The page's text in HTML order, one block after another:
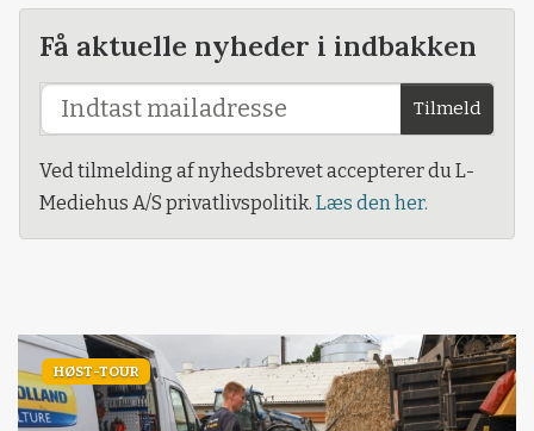
Få aktuelle nyheder i indbakken
Tilmeld
Ved tilmelding af nyhedsbrevet accepterer du L-
Mediehus A/S privatlivspolitik. Læs den her.
HØST-TOUR